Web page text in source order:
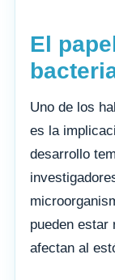
El
Uno de los
es la
desarrollo
pueden estar
afectan al